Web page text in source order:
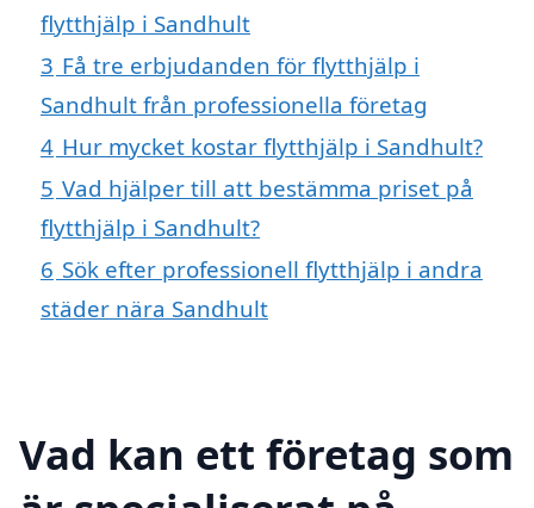
flytthjälp i Sandhult
3 Få tre erbjudanden för flytthjälp i
Sandhult från professionella företag
4 Hur mycket kostar flytthjälp i Sandhult?
5 Vad hjälper till att bestämma priset på
flytthjälp i Sandhult?
6 Sök efter professionell flytthjälp i andra
städer nära Sandhult
Vad kan ett företag som